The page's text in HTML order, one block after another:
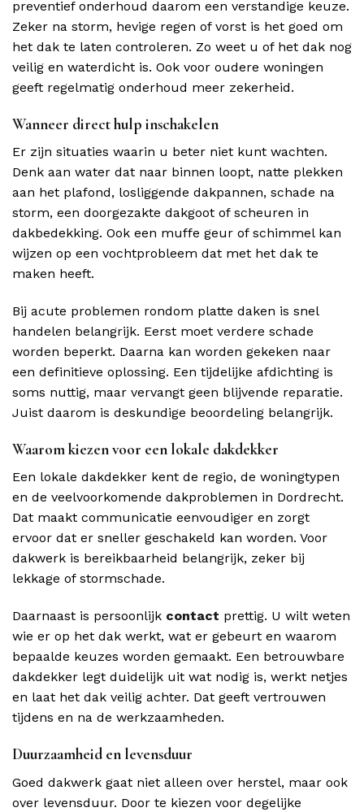
preventief onderhoud daarom een verstandige keuze.
Zeker na storm, hevige regen of vorst is het goed om
het dak te laten controleren. Zo weet u of het dak nog
veilig en waterdicht is. Ook voor oudere woningen
geeft regelmatig onderhoud meer zekerheid.
Wanneer direct hulp inschakelen
Er zijn situaties waarin u beter niet kunt wachten.
Denk aan water dat naar binnen loopt, natte plekken
aan het plafond, losliggende dakpannen, schade na
storm, een doorgezakte dakgoot of scheuren in
dakbedekking. Ook een muffe geur of schimmel kan
wijzen op een vochtprobleem dat met het dak te
maken heeft.
Bij acute problemen rondom platte daken is snel
handelen belangrijk. Eerst moet verdere schade
worden beperkt. Daarna kan worden gekeken naar
een definitieve oplossing. Een tijdelijke afdichting is
soms nuttig, maar vervangt geen blijvende reparatie.
Juist daarom is deskundige beoordeling belangrijk.
Waarom kiezen voor een lokale dakdekker
Een lokale dakdekker kent de regio, de woningtypen
en de veelvoorkomende dakproblemen in Dordrecht.
Dat maakt communicatie eenvoudiger en zorgt
ervoor dat er sneller geschakeld kan worden. Voor
dakwerk is bereikbaarheid belangrijk, zeker bij
lekkage of stormschade.
Daarnaast is persoonlijk contact prettig. U wilt weten
wie er op het dak werkt, wat er gebeurt en waarom
bepaalde keuzes worden gemaakt. Een betrouwbare
dakdekker legt duidelijk uit wat nodig is, werkt netjes
en laat het dak veilig achter. Dat geeft vertrouwen
tijdens en na de werkzaamheden.
Duurzaamheid en levensduur
Goed dakwerk gaat niet alleen over herstel, maar ook
over levensduur. Door te kiezen voor degelijke